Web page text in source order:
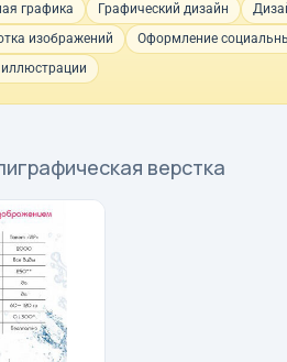
графика Графический дизайн
изображений Оформление
иллюстрации
верстка